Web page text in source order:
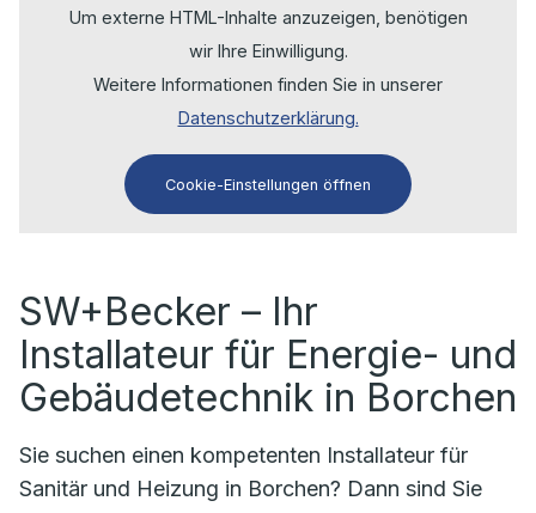
Um externe HTML-Inhalte anzuzeigen, benötigen
wir Ihre Einwilligung.
Weitere Informationen finden Sie in unserer
Datenschutzerklärung.
Cookie-Einstellungen öffnen
SW+Becker – Ihr
Installateur für Energie- und
Gebäudetechnik in Borchen
Sie suchen einen kompetenten Installateur für
Sanitär und Heizung in Borchen? Dann sind Sie